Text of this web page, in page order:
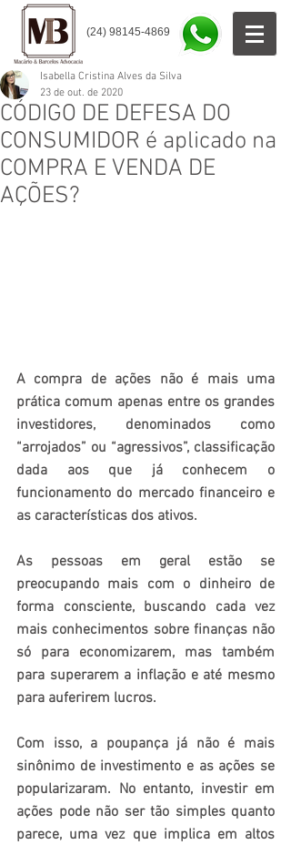
(24) 98145-4869
CÓDIGO DE DEFESA DO
CONSUMIDOR é aplicado na
COMPRA E VENDA DE
AÇÕES?
Isabella Cristina Alves da Silva
23 de out. de 2020
A compra de ações não é mais uma
prática comum apenas entre os grandes
investidores, denominados como
“arrojados” ou “agressivos”, classificação
dada aos que já conhecem o
funcionamento do mercado financeiro e
as características dos ativos.
As pessoas em geral estão se
preocupando mais com o dinheiro de
forma consciente, buscando cada vez
mais conhecimentos sobre finanças não
só para economizarem, mas também
para superarem a inflação e até mesmo
para auferirem lucros.
Com isso, a poupança já não é mais
sinônimo de investimento e as ações se
popularizaram. No entanto, investir em
ações pode não ser tão simples quanto
parece, uma vez que implica em altos